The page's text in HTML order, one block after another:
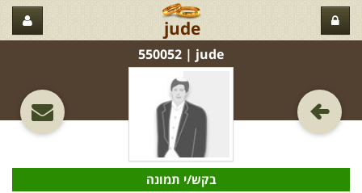
jude
jude‏ | 550052
בקש/י תמונה